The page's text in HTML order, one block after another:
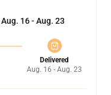
Aug. 16 - Aug. 23
Delivered
Aug. 16 - Aug. 23